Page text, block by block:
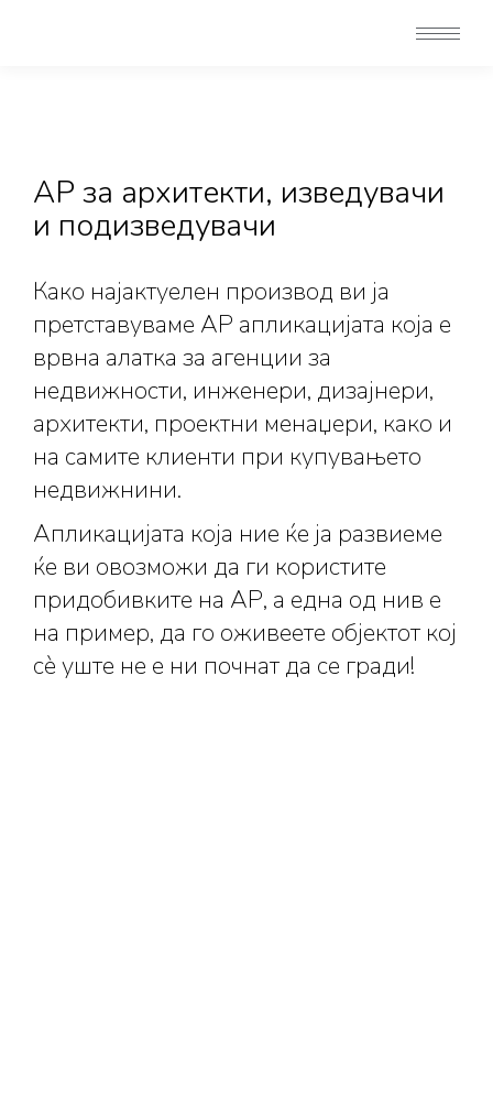
АР за архитекти, изведувачи
и подизведувачи
Како најактуелен производ ви ја
претставуваме АР апликацијата која е
врвна алатка за агенции за
недвижности, инженери, дизајнери,
архитекти, проектни менаџери, како и
на самите клиенти при купувањето
недвижнини.
Апликацијата која ние ќе ја развиеме
ќе ви овозможи да ги користите
придобивките на АР, а една од нив е
на пример, да го оживеете објектот кој
сè уште не е ни почнат да се гради!